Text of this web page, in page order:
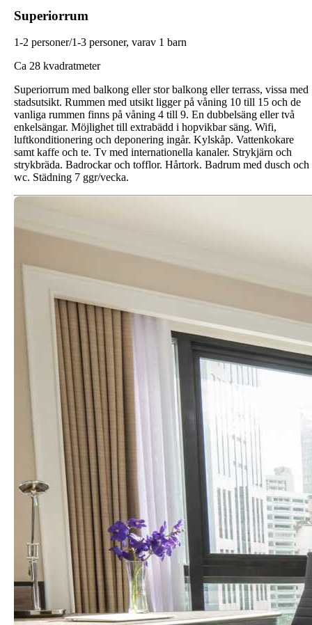
Superiorrum
1-2 personer/1-3 personer, varav 1 barn
Ca 28 kvadratmeter
Superiorrum med balkong eller stor balkong eller terrass, vissa med
stadsutsikt. Rummen med utsikt ligger på våning 10 till 15 och de
vanliga rummen finns på våning 4 till 9. En dubbelsäng eller två
enkelsängar. Möjlighet till extrabädd i hopvikbar säng. Wifi,
luftkonditionering och deponering ingår. Kylskåp. Vattenkokare
samt kaffe och te. Tv med internationella kanaler. Strykjärn och
strykbräda. Badrockar och tofflor. Hårtork. Badrum med dusch och
wc. Städning 7 ggr/vecka.